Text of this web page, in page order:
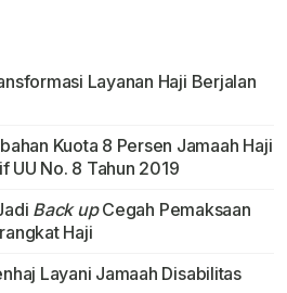
Layanan Haji Berjalan
Kuota 8 Persen Jamaah Haji
UU No. 8 Tahun 2019
Back upCegah Pemaksaan
Haji
Layani Jamaah Disabilitas